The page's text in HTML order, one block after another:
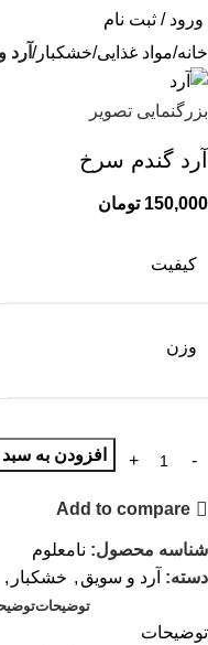
ورود / ثبت نام
خانه مواد غذایی خشکبار
بزرگنمایی تصویر
آرد گندم سرخ
150,000 تومان
کیفیت
وزن
افزودن به
Add to compare
شناسه محصول: نامعلوم
دسته: آرد و سویق , خشکبار ,
توضیحات
توضیحات